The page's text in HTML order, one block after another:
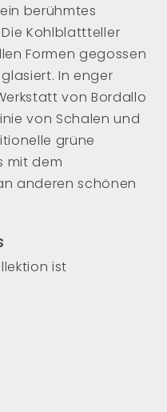
berühmtes
Kohlblattteller
Formen gegossen
In enger
von Bordallo
von Schalen und
grüne
mit dem
anderen schönen
ist